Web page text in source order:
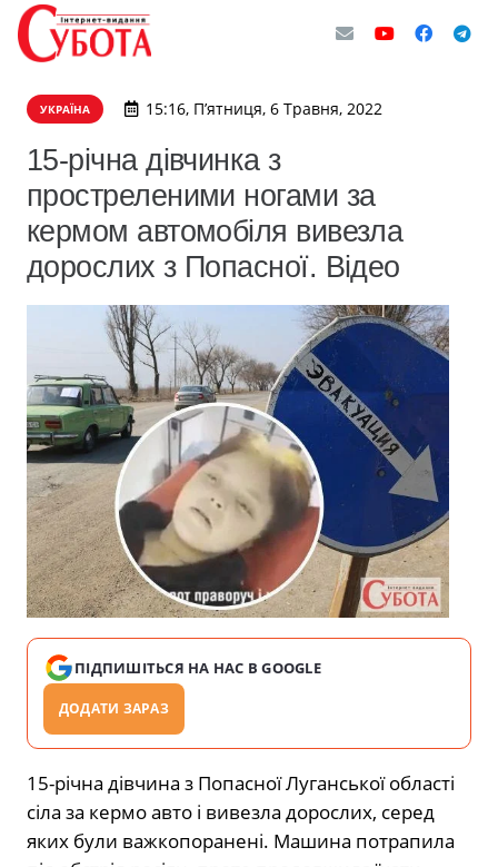
УКРАЇНА 15:16, П’ятниця, 6 Травня, 2022
15-річна дівчинка з
простреленими ногами за
кермом автомобіля вивезла
дорослих з Попасної. Відео
ПІДПИШІТЬСЯ НА НАС В GOOGLE
ДОДАТИ ЗАРАЗ
15-річна дівчина з Попасної Луганської області
сіла за кермо авто і вивезла дорослих, серед
яких були важкопоранені. Машина потрапила